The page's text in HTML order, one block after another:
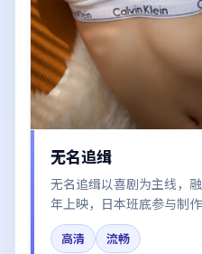
无名追缉
无名追缉以喜剧为主线，
年上映，日本班底参与制
宇在片中呈现细腻表演，
化了情绪曲线。
高清
流畅